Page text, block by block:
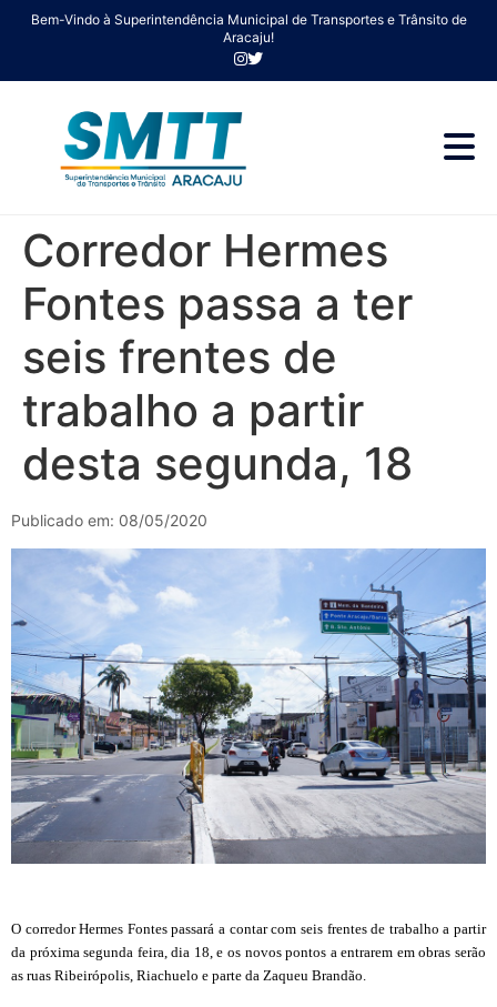
Bem-Vindo à Superintendência Municipal de Transportes e Trânsito de
Aracaju!
Corredor Hermes
Fontes passa a ter
seis frentes de
trabalho a partir
desta segunda, 18
Publicado em: 08/05/2020
O corredor Hermes Fontes passará a contar com seis frentes de trabalho a partir
da próxima segunda feira, dia 18, e os novos pontos a entrarem em obras serão
as ruas Ribeirópolis, Riachuelo e parte da Zaqueu Brandão.